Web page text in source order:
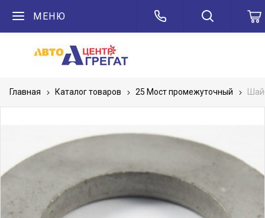
МЕНЮ
Главная Каталог товаров 25 Мост промежуточный